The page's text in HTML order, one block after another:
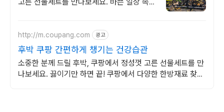
http://m.coupang.com 광고
후박 쿠팡 간편하게 챙기는 건강습관
소중한 분께 드릴 후박, 쿠팡에서 정성껏 고른 선물세트를 만
나보세요. 끓이기만 하면 끝! 쿠팡에서 다양한 한방재료 찾고